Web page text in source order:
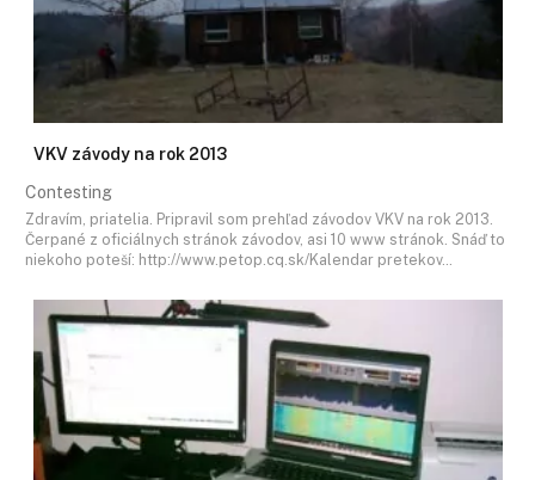
VKV závody na rok 2013
Contesting
Zdravím, priatelia. Pripravil som prehľad závodov VKV na rok 2013.
Čerpané z oficiálnych stránok závodov, asi 10 www stránok. Snáď to
niekoho poteší: http://www.petop.cq.sk/Kalendar pretekov…